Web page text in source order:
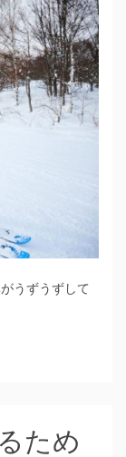
うずうずして
ため